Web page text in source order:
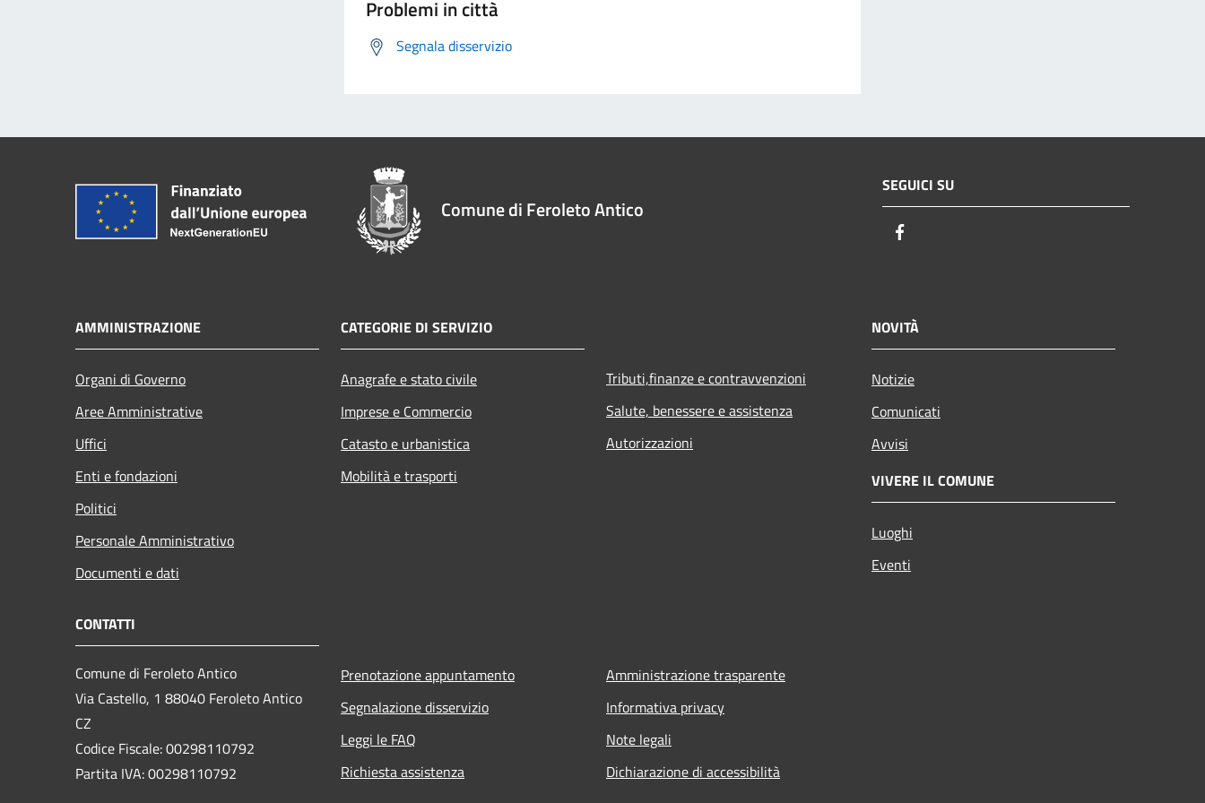
Problemi in città
Segnala disservizio
Comune di Feroleto Antico
SEGUICI SU
AMMINISTRAZIONE
Organi di Governo
Aree Amministrative
Uffici
Enti e fondazioni
Politici
Personale Amministrativo
Documenti e dati
CATEGORIE DI SERVIZIO
Anagrafe e stato civile
Imprese e Commercio
Catasto e urbanistica
Mobilità e trasporti
Tributi,finanze e contravvenzioni
Salute, benessere e assistenza
Autorizzazioni
NOVITÀ
Notizie
Comunicati
Avvisi
VIVERE IL COMUNE
Luoghi
Eventi
CONTATTI
Comune di Feroleto Antico
Via Castello, 1 88040 Feroleto Antico
CZ
Codice Fiscale: 00298110792
Partita IVA: 00298110792
Prenotazione appuntamento
Segnalazione disservizio
Leggi le FAQ
Richiesta assistenza
Amministrazione trasparente
Informativa privacy
Note legali
Dichiarazione di accessibilità